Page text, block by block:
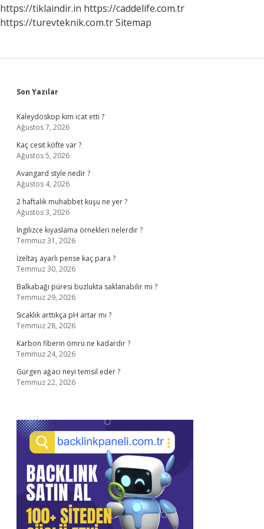
https://tiklaindir.in https://caddelife.com.tr
https://turevteknik.com.trSitemap
Sidebar
Son Yazılar
Kaleydoskop kim icat etti ?
Ağustos 7, 2026
Kaç cesit köfte var ?
Ağustos 5, 2026
Avangard style nedir ?
Ağustos 4, 2026
2 haftalık muhabbet kuşu ne yer ?
Ağustos 3, 2026
İngilizce kıyaslama örnekleri nelerdir ?
Temmuz 31, 2026
İzeltaş ayarlı pense kaç para ?
Temmuz 30, 2026
Balkabağı püresi buzlukta saklanabilir mi ?
Temmuz 29, 2026
Sıcaklık arttıkça pH artar mı ?
Temmuz 28, 2026
Karbon fiberin ömrü ne kadardır ?
Temmuz 24, 2026
Gürgen ağacı neyi temsil eder ?
Temmuz 22, 2026